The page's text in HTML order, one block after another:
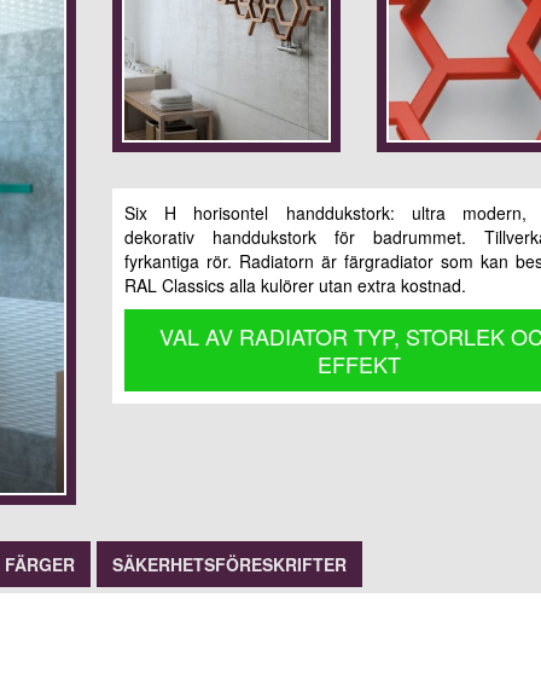
Six H horisontel handdukstork: ultra modern,
dekorativ handdukstork för badrummet.
fyrkantiga rör. Radiatorn är färgradiator som kan
RAL Classics alla kulörer utan extra kostnad.
VAL AV RADIATOR TYP, STORLEK
EFFEKT
FÄRGER SÄKERHETSFÖRESKRIFTER